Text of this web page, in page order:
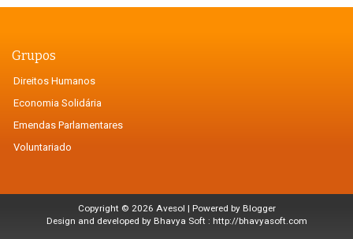
Grupos
Direitos Humanos
Economia Solidária
Emendas Parlamentares
Voluntariado
Copyright © 2026 Avesol | Powered by Blogger
Design and developed by Bhavya Soft : http://bhavyasoft.com